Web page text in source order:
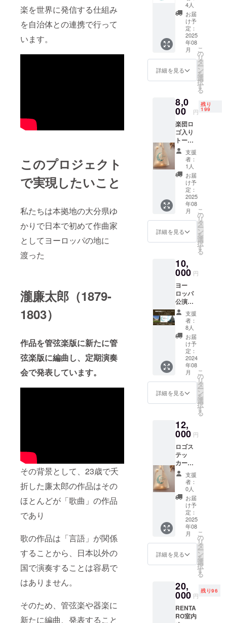
楽を世界に発信する仕組み
を自治体との連携で行って
います。
このプロジェクト
で実現したいこと
私たちは本拠地の大分県ゆ
かりで日本で初めて作曲家
としてヨーロッパの地に
渡った
瀧廉太郎（1879-
1803）
作品を管弦楽版に新たに管
弦楽版に編曲し、定期演奏
会で発表しています。
その背景として、23歳で夭
折した廉太郎の作品はその
ほとんどが「歌曲」の作品
であり
歌の作品は「言語」が関係
することから、日本以外の
国で演奏することは容易で
はありません。
そのため、管弦楽や器楽に
新たに編曲、発表すること
す。
ロッパ
公演報
告書 楽
員も楽
器ケー
スに
貼って
いる楽
団のロ
ゴス
テッ
ヨー
ロッパ
公演の
ご報告
をさせ
ていた
だきま
テッ
カーサ
イズ
8cm︎︎×8
cm ヨー
ロッパ
公演報
告書は
該当リ
なりま
す
4人
お届
け予
定：
2025
年08
月
詳細を見る
こ
の
リ
タ
ー
ン
を
選
択
す
る
8,0
00 円
残り
199
楽団ロ
ゴ入り
トート
バック
とヨー
ロッパ
公演報
告書 演
奏会会
場でし
か手に
入らな
い特製
ロゴ入
りバッ
クと
ロッパ
公演の
報告書
をお届
けいた
しま
す。
トート
バック
サイ
ズ
23cm×
34cm
ヨー
ロッパ
公演報
告書は
ものと
なりま
す
支援
者：
1人
お届
け予
定：
2025
年08
月
詳細を見る
こ
の
リ
タ
ー
ン
を
選
択
す
る
10,
000 円
ヨー
ロッパ
公演・
ただた
だ応援
しま
す！！
リター
ン不
要！あ
なたの
想いを
演奏に
乗せて
ヨー
ロッパ
届けま
す。 後
日、公
演のご
報告を
させて
いただ
きま
す。
支援
者：
8人
お届
け予
定：
2024
年08
月
詳細を見る
こ
の
リ
タ
ー
ン
を
選
択
す
る
12,
000 円
ロゴス
テッ
カー＆
トート
バック
ヨー
ロッパ
公演報
告書を
お届
け！ ロ
ゴス
テッ
カーサ
イズ
8cm×8
cm トー
トバッ
クサイ
ズ
23cm×
34cm
支援
者：
0人
お届
け予
定：
2025
年08
月
詳細を見る
こ
の
リ
タ
ー
ン
を
選
択
す
る
20,
000 円
残り96
RENTA
RO室内